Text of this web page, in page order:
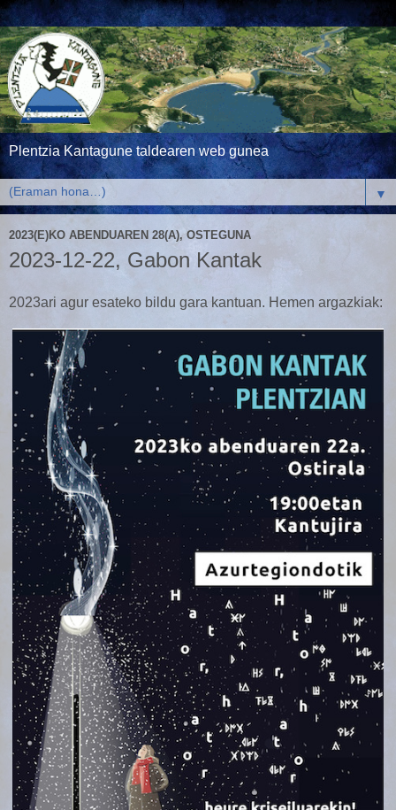
Plentzia Kantagune taldearen web gunea
▼
2023(E)KO ABENDUAREN 28(A), OSTEGUNA
2023-12-22, Gabon Kantak
2023ari agur esateko bildu gara kantuan. Hemen argazkiak: